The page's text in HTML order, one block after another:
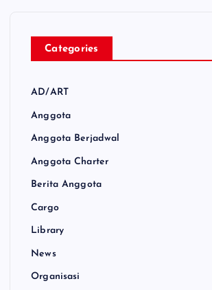
Categories
AD/ART
Anggota
Anggota Berjadwal
Anggota Charter
Berita Anggota
Cargo
Library
News
Organisasi